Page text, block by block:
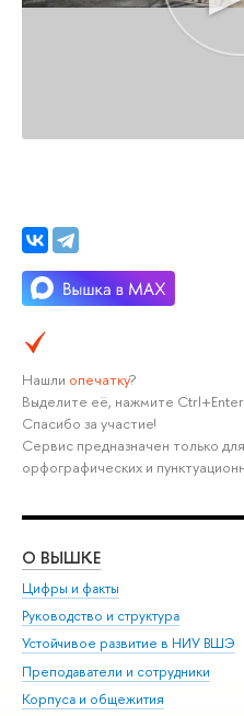
Нашли опечатку?
Выделите её, нажмите
Спасибо за участие!
Сервис предназначен только
орфографических и
О ВЫШКЕ
Цифры и факты
Руководство и структура
Устойчивое развитие в НИУ ВШЭ
Преподаватели и сотрудники
Корпуса и общежития